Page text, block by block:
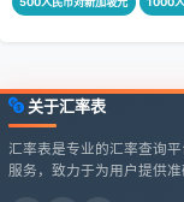
关于汇率表
汇率表是专业的汇率查询
服务，致力于为用户提供准